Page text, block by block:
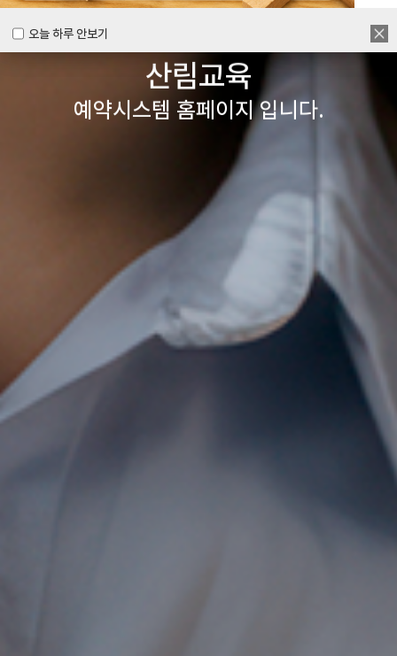
오늘 하루 안보기
오늘 하루 안보기목재문화체험장&
산림교육
예약시스템 홈페이지 입니다.